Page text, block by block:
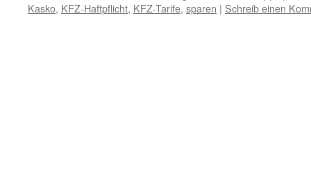
Kasko, KFZ-Haftpflicht, KFZ-Tarife, sparen | Schreib einen